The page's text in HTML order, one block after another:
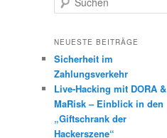
u
h
n
NEUESTE BEITRÄGE
Sicherheit im
Zahlungsverkehr
Live-Hacking mit DORA &
MaRisk – Einblick in den
„Giftschrank der
Hackerszene“